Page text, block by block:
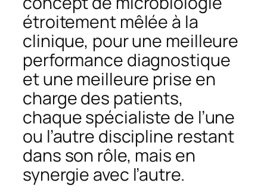
étroitement mêlée à la
clinique, pour une meilleure
performance diagnostique
et une meilleure prise en
charge des patients,
chaque spécialiste de l’une
ou l’autre discipline restant
dans son rôle, mais en
synergie avec l’autre.